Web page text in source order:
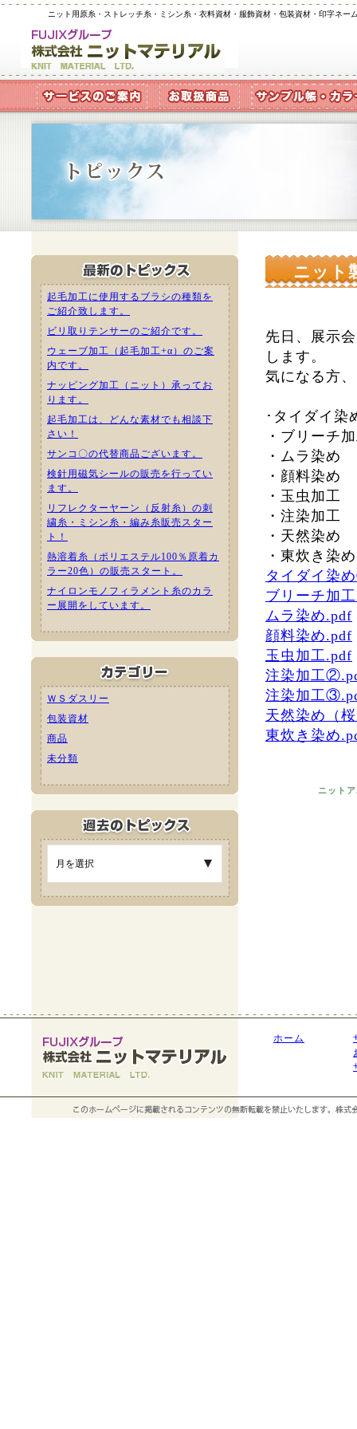
ニット用原糸・ストレッチ糸・ミシン糸・衣料資材・服飾資材・包装資材・印字ネ
起毛加工に使用するブラシの種類を
ご紹介致します。
ビリ取りテンサーのご紹介です。
ウェーブ加工（起毛加工+α）のご案
内です。
ナッピング加工（ニット）承ってお
ります。
起毛加工は、どんな素材でも相談下
さい！
サンコ〇の代替商品ございます。
検針用磁気シールの販売を行ってい
ます。
リフレクターヤーン（反射糸）の刺
繍糸・ミシン糸・編み糸販売スター
ト！
熱溶着糸（ポリエステル100％原着カ
ラー20色）の販売スタート。
ナイロンモノフィラメント糸のカラ
ー展開をしています。
ＷＳダスリー
包装資材
商品
未分類
ニット
先日、展示
します。
気になる方
･タイダイ染
・ブリーチ
・ムラ染め
・顔料染め
・玉虫加工
・注染加工
・天然染め
・東炊き染め
タイダイ染
ブリーチ加
ムラ染め.pdf
顔料染め.pdf
玉虫加工.pdf
注染加工
注染加工
天然染め（
東炊き染め
ニット
ホーム